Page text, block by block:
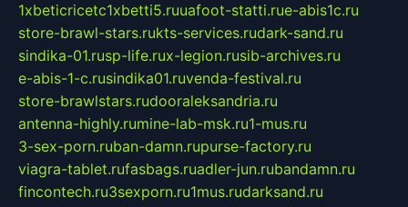
1xbeticricetc1xbetti5.ruuafoot-statti.rue-abis1c.ru
store-brawl-stars.rukts-services.rudark-sand.ru
sindika-01.rusp-life.rux-legion.rusib-archives.ru
e-abis-1-c.rusindika01.ruvenda-festival.ru
store-brawlstars.rudooraleksandria.ru
antenna-highly.rumine-lab-msk.ru1-mus.ru
3-sex-porn.ruban-damn.rupurse-factory.ru
viagra-tablet.rufasbags.ruadler-jun.rubandamn.ru
fincontech.ru3sexporn.ru1mus.rudarksand.ru